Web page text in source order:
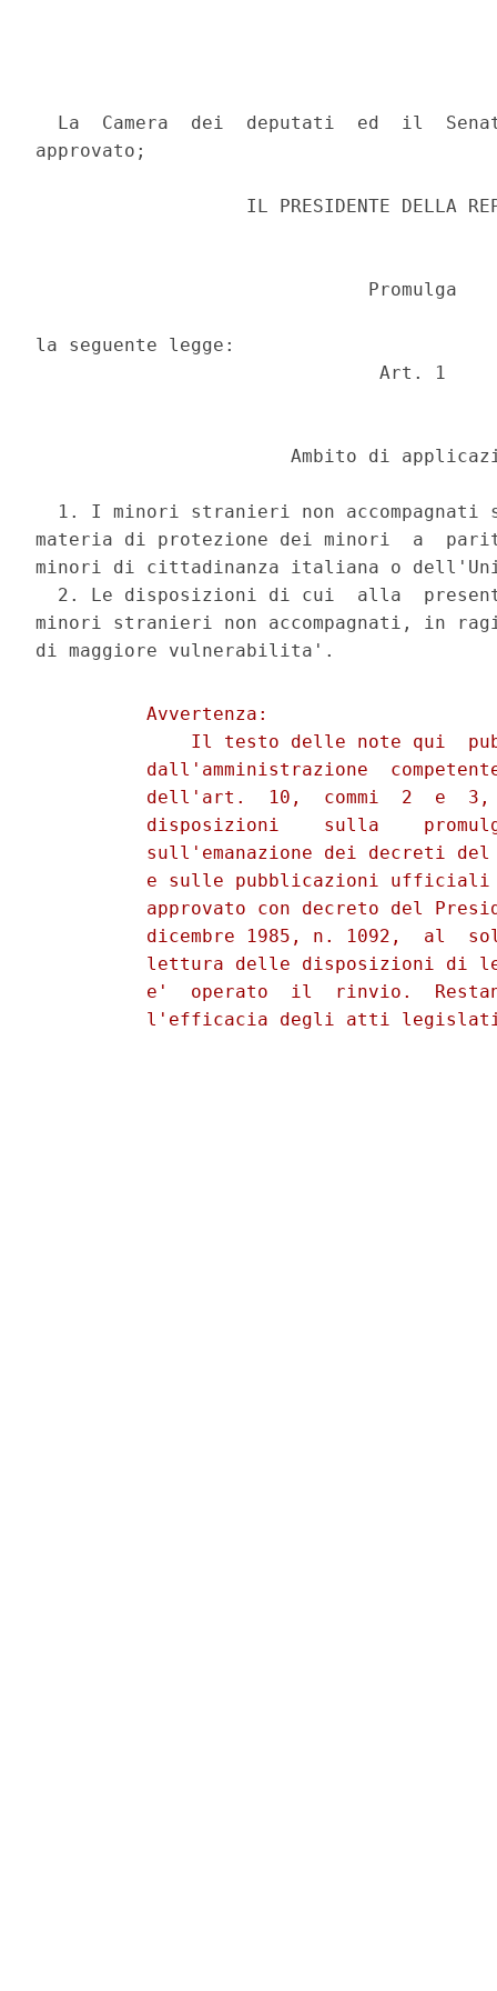
La  Camera  dei  deputati  ed  il
approvato;
IL PRESIDENTE DELLA
                              Promulga
la seguente legge:
                               Art. 1
Ambito di
1. I minori stranieri non accompagnati
materia di protezione dei minori  a
minori di cittadinanza italiana o
2. Le disposizioni di cui  alla
minori stranieri non accompagnati, in
          Avvertenza:
Il testo delle note qui
dall'amministrazione
dell'art.  10,  commi  2  e
disposizioni    sulla
sull'emanazione dei decreti
e sulle pubblicazioni
approvato con decreto del
dicembre 1985, n. 1092,  al
lettura delle disposizioni di
e'  operato  il  rinvio.
l'efficacia degli atti